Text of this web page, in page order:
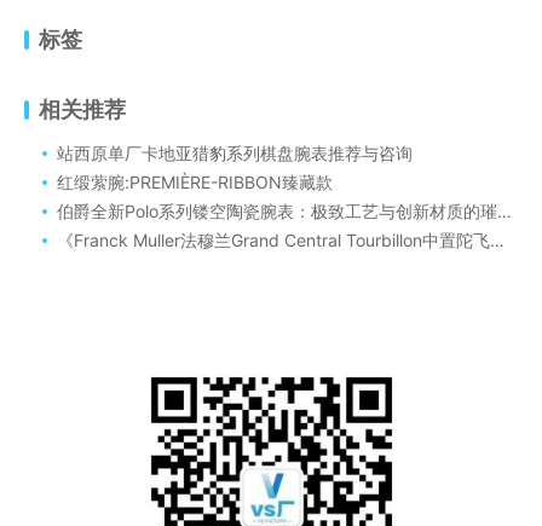
标签
相关推荐
站西原单厂卡地亚猎豹系列棋盘腕表推荐与咨询
红缎萦腕:PREMIÈRE-RIBBON臻藏款
伯爵全新Polo系列镂空陶瓷腕表：极致工艺与创新材质的璀璨结晶
《Franck Muller法穆兰Grand Central Tourbillon中置陀飞轮腕表深度评测与咨询》